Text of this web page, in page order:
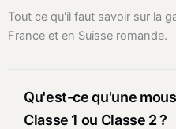
Tout ce qu'il faut savoir sur la
France et en Suisse romande.
Qu'est-ce qu'une
Classe 1 ou Classe 2 ?